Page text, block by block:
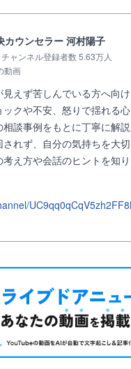
カウンセラー 河村陽子
ャンネル登録者数 5.63万人
動画
えず苦しんでいる方へ向
クや不安、怒りで揺れる
談事例をもとに丁寧に解
れず、自分の気持ちを大
え方や会話のヒントを知